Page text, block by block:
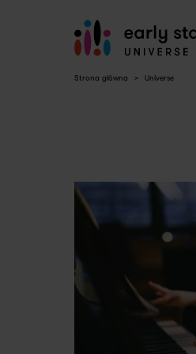
Strona główna > Universe